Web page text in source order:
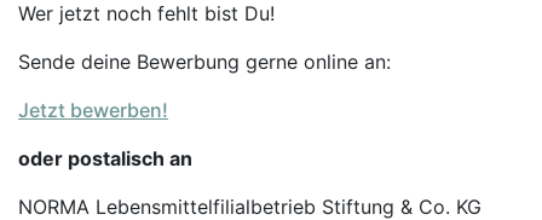
Wer jetzt noch fehlt bist Du!
Sende deine Bewerbung gerne online an:
Jetzt bewerben!
oder postalisch an
NORMA Lebensmittelfilialbetrieb Stiftung & Co. KG